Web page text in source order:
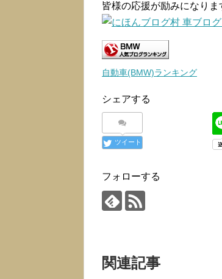
皆様の応援が励みになりま
自動車(BMW)ランキング
シェアする
ツイート
フォローする
関連記事